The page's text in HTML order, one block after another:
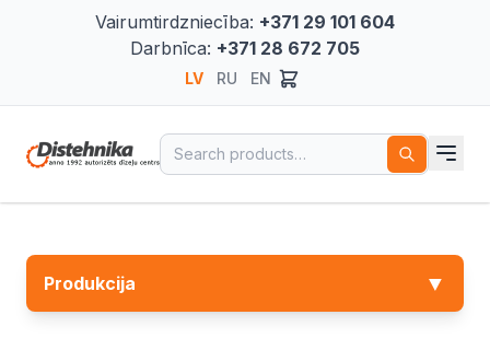
Vairumtirdzniecība: +371 29 101 604
Darbnīca: +371 28 672 705
LV RU EN
Search for:
Produkcija ▼